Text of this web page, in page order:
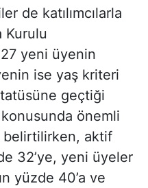
de katılımcılarla
Kurulu
yeni üyenin
ise yaş kriteri
geçtiği
konusunda önemli
belirtilirken, aktif
32’ye, yeni üyeler
yüzde 40’a ve